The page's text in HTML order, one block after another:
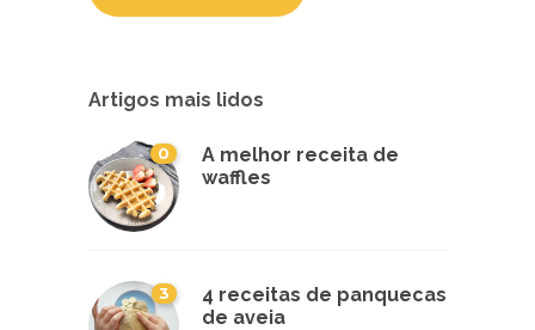
Artigos mais lidos
0
A melhor receita de
waffles
3
4 receitas de panquecas
de aveia